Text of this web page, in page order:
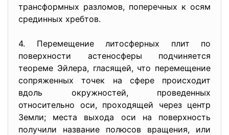
трансформных разломов, поперечных к осям
срединных хребтов.
4. Перемещение литосферных плит по
поверхности астеносферы подчиняется
теореме Эйлера, гласящей, что перемещение
сопряженных точек на сфере происходит
вдоль окружностей, проведенных
относительно оси, проходящей через центр
Земли; места выхода оси на поверхность
получили название полюсов вращения, или